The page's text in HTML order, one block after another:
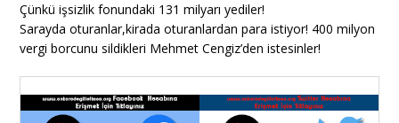
Çünkü işsizlik fonundaki 131 milyarı yediler!
Sarayda oturanlar,kirada oturanlardan para istiyor! 400 milyon
vergi borcunu sildikleri Mehmet Cengiz’den istesinler!